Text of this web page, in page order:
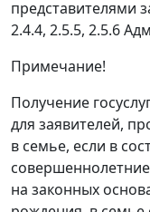
представителями
2.4.4, 2.5.5, 2.5.6
Примечание!
Получение
для заявителей,
в семье, если в
на законных